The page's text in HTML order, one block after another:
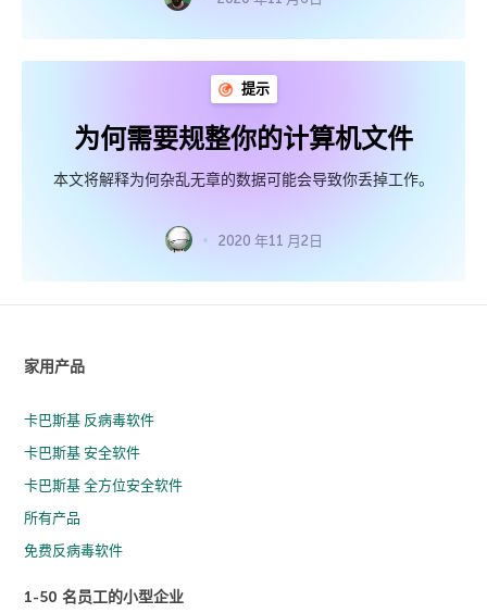
提示
为何需要规整你的计算机文件
本文将解释为何杂乱无章的数据可能会导致你丢掉工作。
2020 年11 月2日
家用产品
卡巴斯基 反病毒软件
卡巴斯基 安全软件
卡巴斯基 全方位安全软件
所有产品
免费反病毒软件
1-50 名员工的小型企业